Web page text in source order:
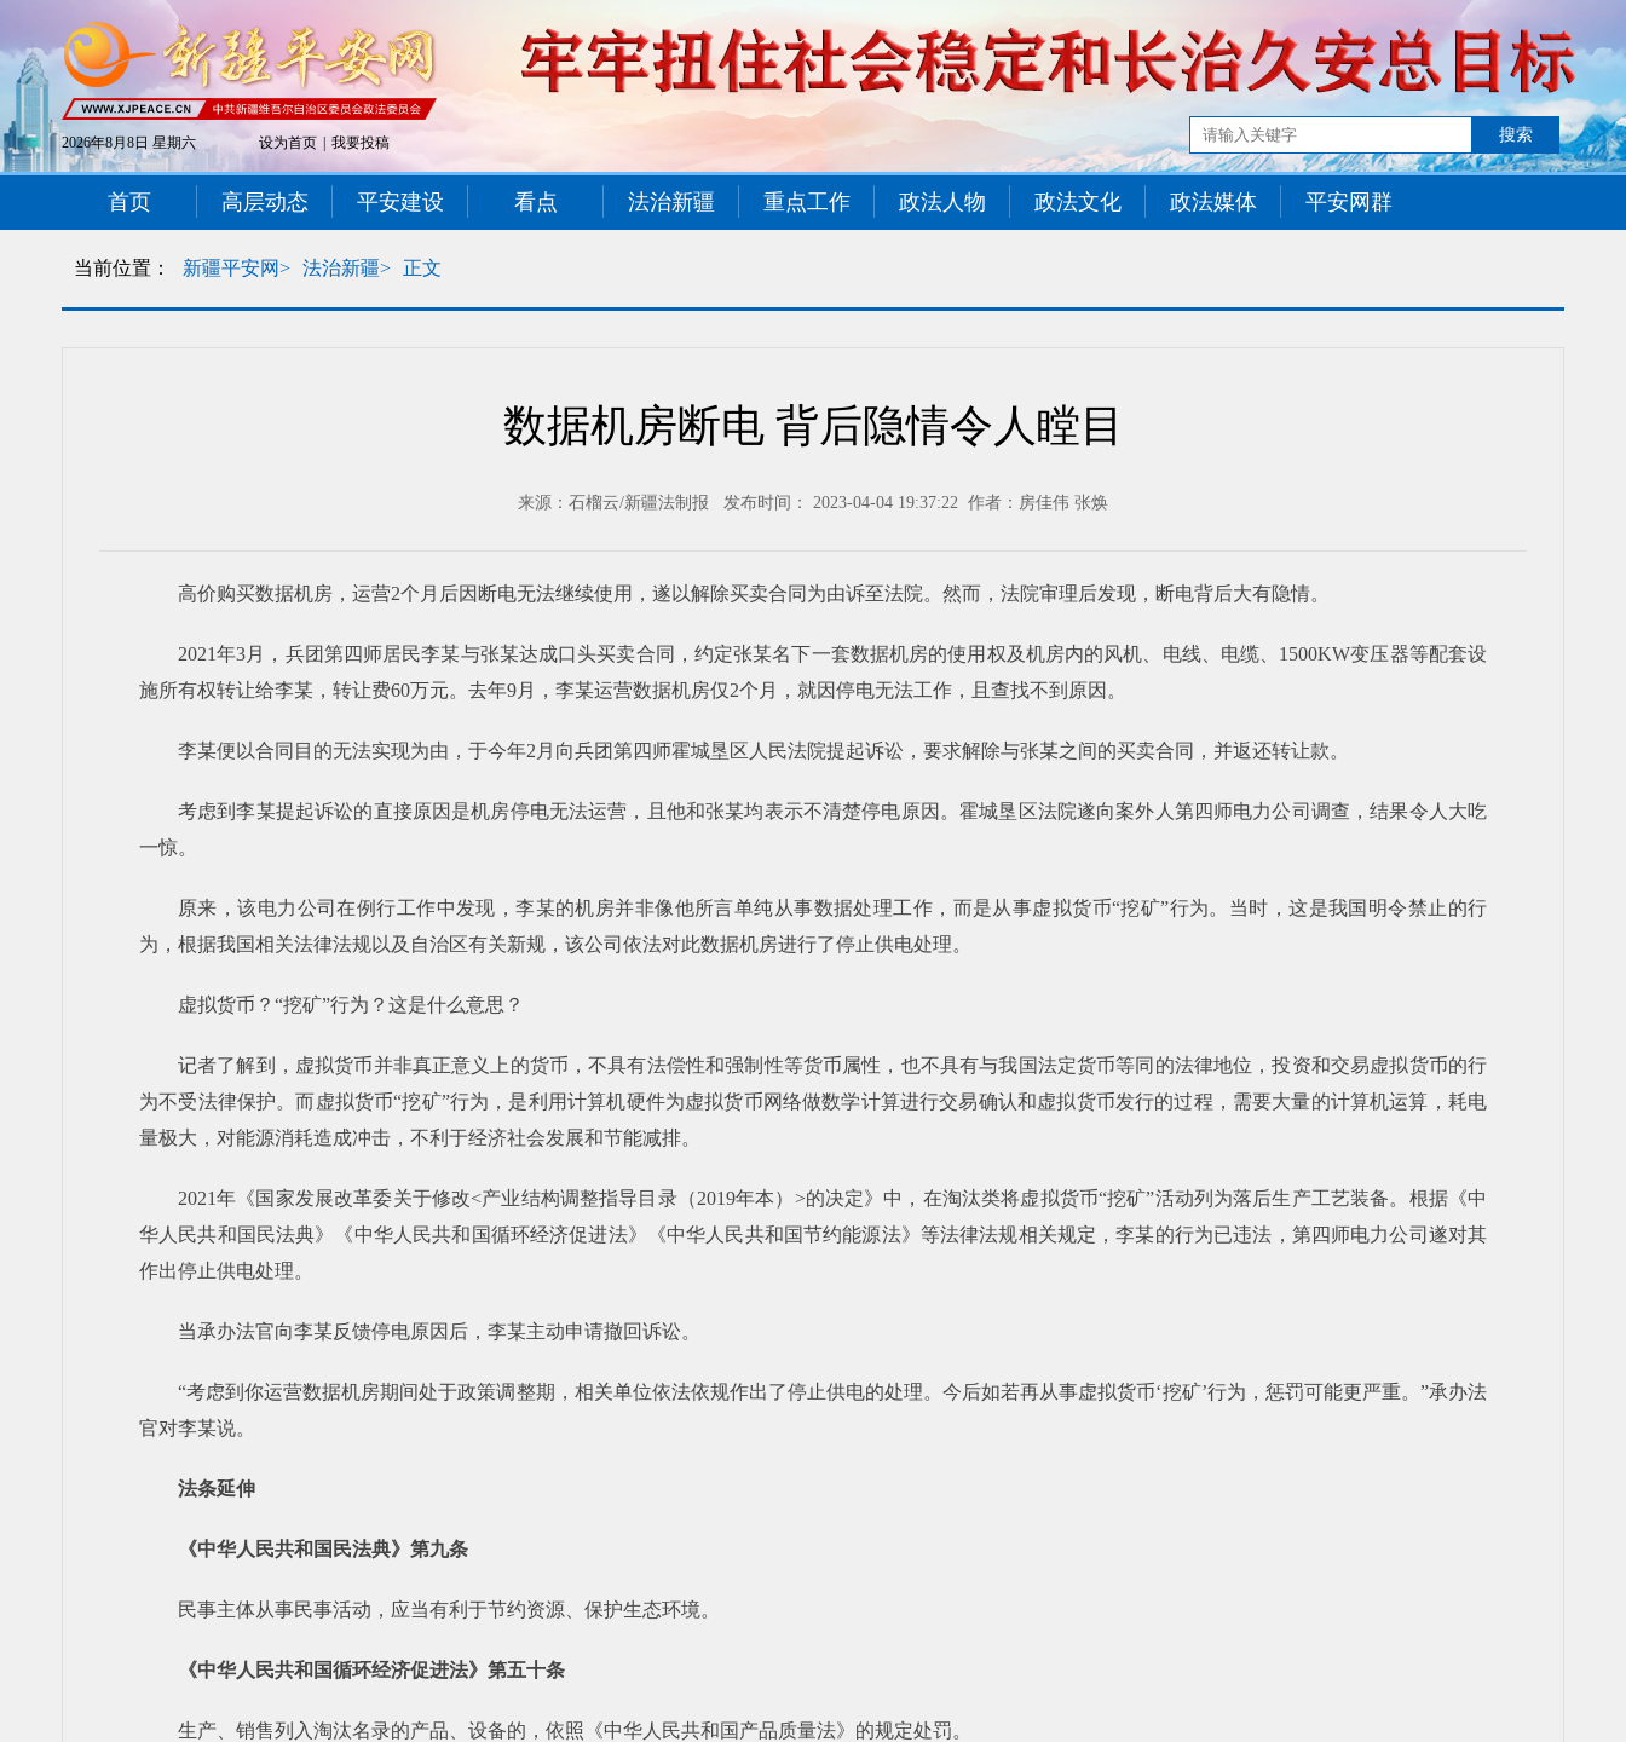
2026年8月8日 星期六 设为首页 我要投稿
首页 高层动态 平安建设 看点 法治新疆 重点工作 政法人物 政法文化 政法媒体 平安网群
当前位置： 新疆平安网> 法治新疆> 正文
数据机房断电 背后隐情令人瞠目
来源：石榴云/新疆法制报 发布时间： 2023-04-04 19:37:22 作者：房佳伟 张焕
高价购买数据机房，运营2个月后因断电无法继续使用，遂以解除买卖合同为由诉至法院。然而，法院审理后发现，断电背后大有隐情。
2021年3月，兵团第四师居民李某与张某达成口头买卖合同，约定张某名下一套数据机房的使用权及机房内的风机、电线、电缆、1500KW变压器等配套设
施所有权转让给李某，转让费60万元。去年9月，李某运营数据机房仅2个月，就因停电无法工作，且查找不到原因。
李某便以合同目的无法实现为由，于今年2月向兵团第四师霍城垦区人民法院提起诉讼，要求解除与张某之间的买卖合同，并返还转让款。
考虑到李某提起诉讼的直接原因是机房停电无法运营，且他和张某均表示不清楚停电原因。霍城垦区法院遂向案外人第四师电力公司调查，结果令人大吃
一惊。
原来，该电力公司在例行工作中发现，李某的机房并非像他所言单纯从事数据处理工作，而是从事虚拟货币“挖矿”行为。当时，这是我国明令禁止的行
为，根据我国相关法律法规以及自治区有关新规，该公司依法对此数据机房进行了停止供电处理。
虚拟货币？“挖矿”行为？这是什么意思？
记者了解到，虚拟货币并非真正意义上的货币，不具有法偿性和强制性等货币属性，也不具有与我国法定货币等同的法律地位，投资和交易虚拟货币的行
为不受法律保护。而虚拟货币“挖矿”行为，是利用计算机硬件为虚拟货币网络做数学计算进行交易确认和虚拟货币发行的过程，需要大量的计算机运算，耗电
量极大，对能源消耗造成冲击，不利于经济社会发展和节能减排。
2021年《国家发展改革委关于修改<产业结构调整指导目录（2019年本）>的决定》中，在淘汰类将虚拟货币“挖矿”活动列为落后生产工艺装备。根据《中
华人民共和国民法典》《中华人民共和国循环经济促进法》《中华人民共和国节约能源法》等法律法规相关规定，李某的行为已违法，第四师电力公司遂对其
作出停止供电处理。
当承办法官向李某反馈停电原因后，李某主动申请撤回诉讼。
“考虑到你运营数据机房期间处于政策调整期，相关单位依法依规作出了停止供电的处理。今后如若再从事虚拟货币‘挖矿’行为，惩罚可能更严重。”承办法
官对李某说。
法条延伸
《中华人民共和国民法典》第九条
民事主体从事民事活动，应当有利于节约资源、保护生态环境。
《中华人民共和国循环经济促进法》第五十条
生产、销售列入淘汰名录的产品、设备的，依照《中华人民共和国产品质量法》的规定处罚。